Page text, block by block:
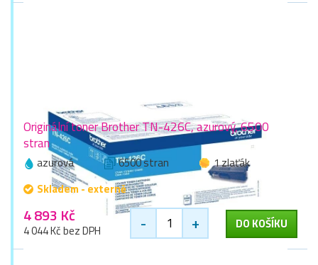
Originální toner Brother TN-426C, azurový, 6500
stran
azurová 6500 stran
1 zlaťák
Skladem - externě
4 893 Kč
4 044 Kč bez DPH - + DO KOŠÍKU